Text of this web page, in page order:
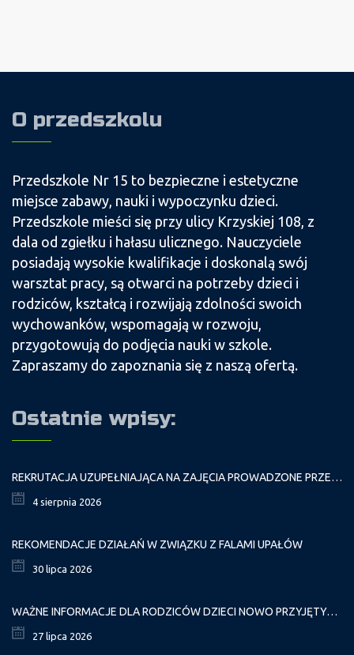
O przedszkolu
Przedszkole Nr 15 to bezpieczne i estetyczne
miejsce zabawy, nauki i wypoczynku dzieci.
Przedszkole mieści się przy ulicy Krzyskiej 108, z
dala od zgiełku i hałasu ulicznego. Nauczyciele
posiadają wysokie kwalifikacje i doskonalą swój
warsztat pracy, są otwarci na potrzeby dzieci i
rodziców, kształcą i rozwijają zdolności swoich
wychowanków, wspomagają w rozwoju,
przygotowują do podjęcia nauki w szkole.
Zapraszamy do zapoznania się z naszą ofertą.
Ostatnie wpisy:
REKRUTACJA UZUPEŁNIAJĄCA NA ZAJĘCIA PROWADZONE PRZEZ PAŁAC MŁODZIEŻY W ROKU SZKOLNYM 2026/2027
4 sierpnia 2026
REKOMENDACJE DZIAŁAŃ W ZWIĄZKU Z FALAMI UPAŁÓW
30 lipca 2026
WAŻNE INFORMACJE DLA RODZICÓW DZIECI NOWO PRZYJĘTYCH GR. I
27 lipca 2026